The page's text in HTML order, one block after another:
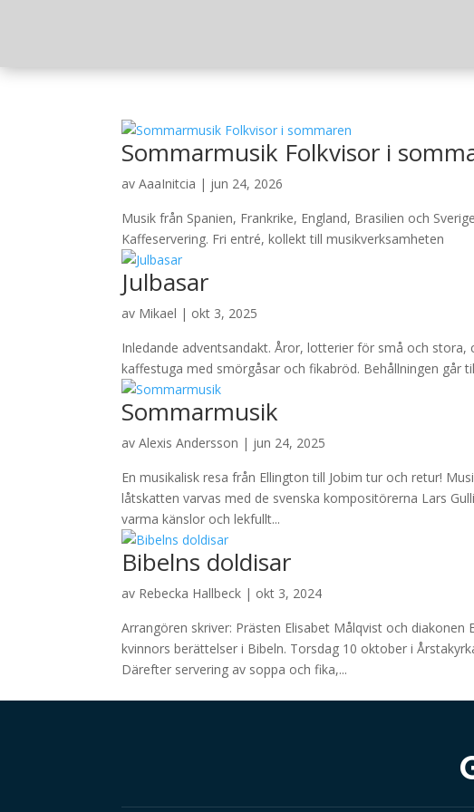
Sommarmusik Folkvisor i
avAaaInitcia | jun 24, 2026
Musik från Spanien, Frankrike, England, Brasilien och
Kaffeservering. Fri entré, kollekt till musikverksamheten
Julbasar
av Mikael | okt 3, 2025
Inledande adventsandakt. Åror, lotterier för små och
kaffestuga med smörgåsar och fikabröd. Behållningen går
Sommarmusik
avAlexis Andersson | jun 24, 2025
En musikalisk resa från Ellington till Jobim tur och retur!
låtskatten varvas med de svenska kompositörerna Lars
varma känslor och lekfullt...
Bibelns doldisar
av Rebecka Hallbeck | okt 3, 2024
Arrangören skriver: Prästen Elisabet Målqvist och
kvinnors berättelser i Bibeln. Torsdag 10 oktober i
Därefter servering av soppa och fika,...